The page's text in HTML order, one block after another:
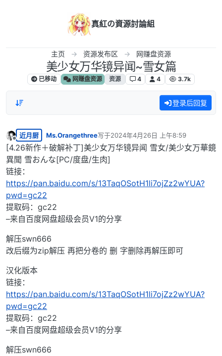
真紅の資源討論組
主页 资源发布区 网赚盘资源
美少女万华镜异闻~雪女篇
已移动 网赚盘资源 资源 4 4 3.7k
登录后回复
离线
近月厨 Ms.Orangethree写于2024年4月26日 上午8:59
最后由 编辑
[4.26新作＋破解补丁]美少女万华镜异闻 雪女/美少女万華鏡
異聞 雪おんな[PC/度盘/生肉]
链接：
https://pan.baidu.com/s/13TaqOSotH1li7ojZz2wYUA?
pwd=gc22
提取码：gc22
–来自百度网盘超级会员V1的分享
解压swn666
改后缀为zip解压 再把分卷的 删 字删除再解压即可
汉化版本
链接：
https://pan.baidu.com/s/13TaqOSotH1li7ojZz2wYUA?
pwd=gc22
提取码：gc22
–来自百度网盘超级会员V1的分享
解压swn666